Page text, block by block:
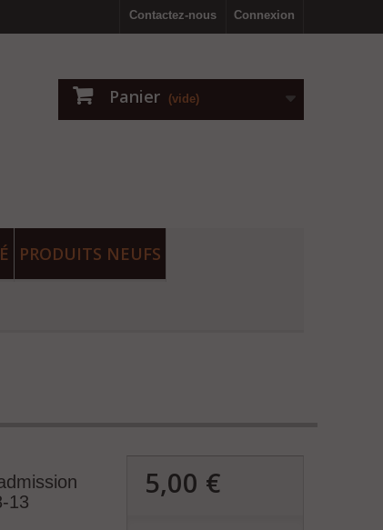
Connexion
Contactez-nous
Panier (vide)
PRODUITS NEUFS
13
5,00 €